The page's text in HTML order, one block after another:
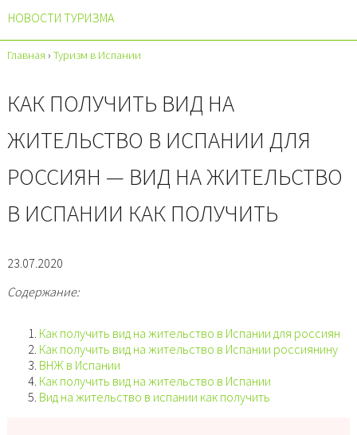
НОВОСТИ ТУРИЗМА
Главная › Туризм в Испании
КАК ПОЛУЧИТЬ ВИД НА
ЖИТЕЛЬСТВО В ИСПАНИИ ДЛЯ
РОССИЯН — ВИД НА ЖИТЕЛЬСТВО
В ИСПАНИИ КАК ПОЛУЧИТЬ
23.07.2020
Содержание:
Как получить вид на жительство в Испании для россиян
Как получить вид на жительство в Испании россиянину
ВНЖ в Испании
Как получить вид на жительство в Испании
Вид на жительство в испании как получить